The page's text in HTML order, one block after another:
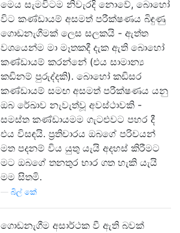
මෙය සැමවිටම නිවැරදි නොවේ, බොහෝ
විට කණ්ඩායම් අසමත් පරීක්ෂණය බිඳුණු
ගොඩනැගීමක් ලෙස සලකයි - ඇත්ත
වශයෙන්ම මා මෑතකදී දැක ඇති බොහෝ
කණ්ඩායම් කරන්නේ (එය සාමාන්‍ය
කඩිනම් පුරුද්දකි). බොහෝ කඩිසර
කණ්ඩායම් සමඟ අසමත් පරීක්ෂණය යනු
ඔබ රේඛාව නැවැත්වූ අවස්ථාවකි -
සමස්ත කණ්ඩායමම ගැටළුවට පහර දී
එය විසඳයි. ප්‍රතිචාරය ඔබගේ පරිචයන්
මත පදනම් විය යුතු යැයි අදහස් කිරීමට
මට ඔබගේ තනතුර භාර ගත හැකි යැයි
මම සිතමි.
බිල් කේ
ගොඩනැගීම අසාර්ථක වී ඇති බවක්